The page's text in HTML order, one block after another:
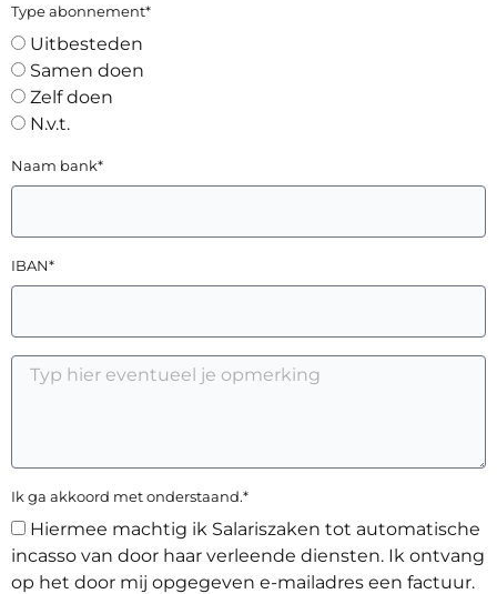
Type abonnement*
Uitbesteden
Samen doen
Zelf doen
N.v.t.
Naam bank*
IBAN*
Ik ga akkoord met onderstaand.*
Hiermee machtig ik Salariszaken tot automatische
incasso van door haar verleende diensten. Ik ontvang
op het door mij opgegeven e-mailadres een factuur.